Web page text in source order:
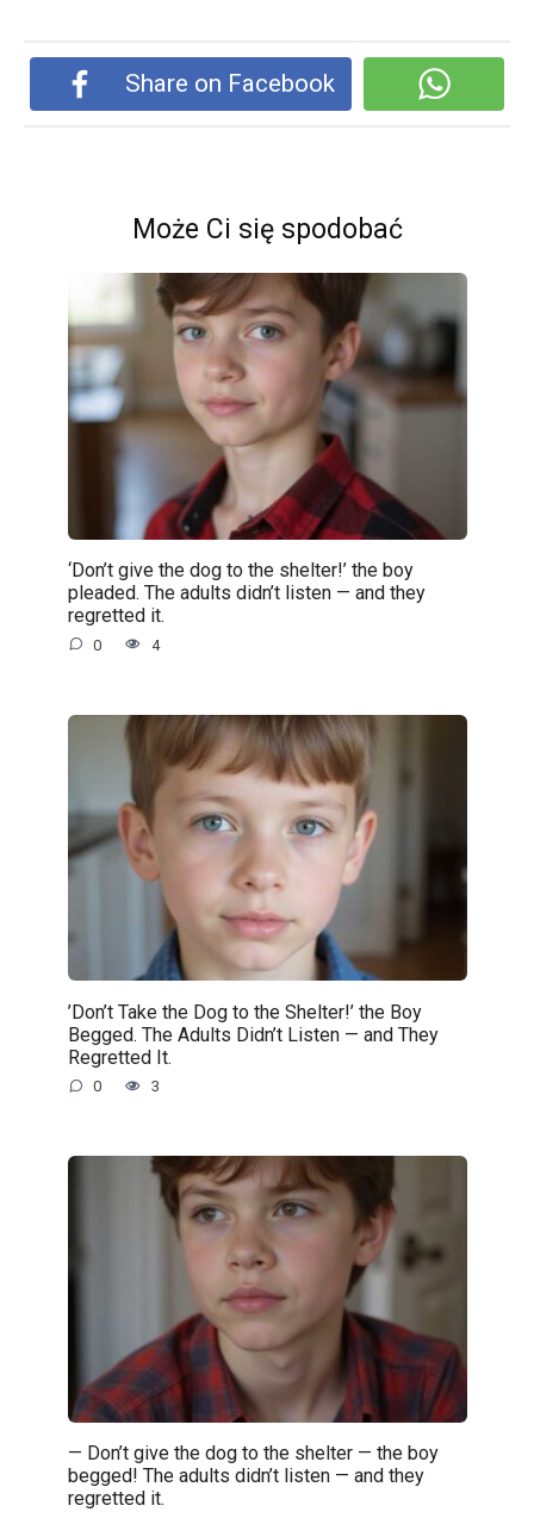
Share on Facebook
Może Ci się spodobać
‘Don’t give the dog to the shelter!’ the boy
pleaded. The adults didn’t listen — and they
regretted it.
0 4
’Don’t Take the Dog to the Shelter!’ the Boy
Begged. The Adults Didn’t Listen — and They
Regretted It.
0 3
— Don’t give the dog to the shelter — the boy
begged! The adults didn’t listen — and they
regretted it.